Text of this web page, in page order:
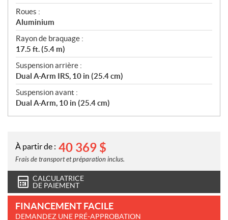
Roues :
Aluminium
Rayon de braquage :
17.5 ft. (5.4 m)
Suspension arrière :
Dual A-Arm IRS, 10 in (25.4 cm)
Suspension avant :
Dual A-Arm, 10 in (25.4 cm)
À partir de : 40 369 $
Frais de transport et préparation inclus.
CALCULATRICE
DE PAIEMENT
FINANCEMENT FACILE
DEMANDEZ UNE PRÉ-APPROBATION